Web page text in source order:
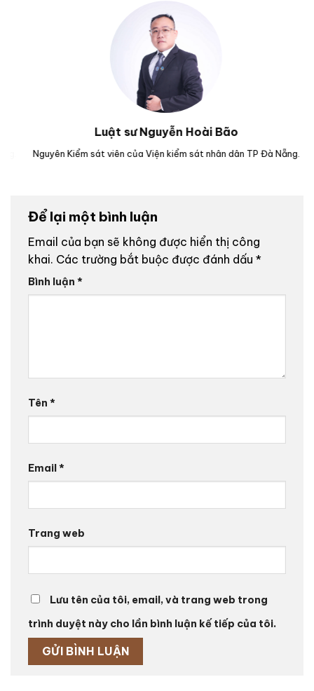
Luật sư Nguyễn Hoài Bão
Nguyên Kiểm sát viên của Viện kiểm sát nhân dân TP Đà Nẵng.
Để lại một bình luận
Email của bạn sẽ không được hiển thị công
khai. Các trường bắt buộc được đánh dấu *
Bình luận *
Tên *
Email*
Trang web
Lưu tên của tôi, email, và trang web trong
trình duyệt này cho lần bình luận kế tiếp của tôi.